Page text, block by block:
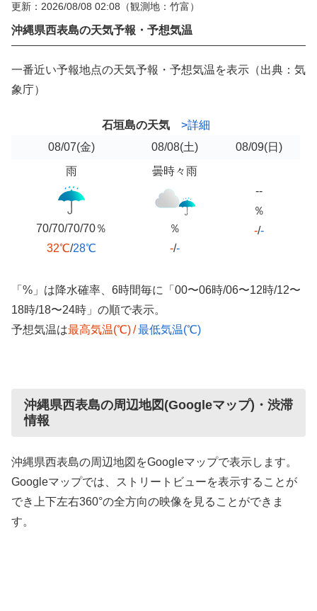
更新：2026/08/08 02:08 （観測地：竹富）
沖縄県西表島の天気予報・予想気温
一番近い予報地点の天気予報・予想気温を表示（出典：気
象庁）
石垣島の天気
>詳細
08/07(金) 08/08(土) 08/09(日)
雨
70/70/70/70％
32℃/28℃
曇時々雨
％
-/-
--
％
-/-
「%」は降水確率、6時間毎に「00〜06時/06〜12時/12〜
18時/18〜24時」の順で表示。
予想気温は最高気温(℃)/最低気温(℃)
沖縄県西表島の周辺地図(Googleマップ)・渋滞
情報
沖縄県西表島の周辺地図をGoogleマップで表示します。
Googleマップでは、ストリートビューを表示することが
でき上下左右360°の全方向の映像を見ることができま
す。